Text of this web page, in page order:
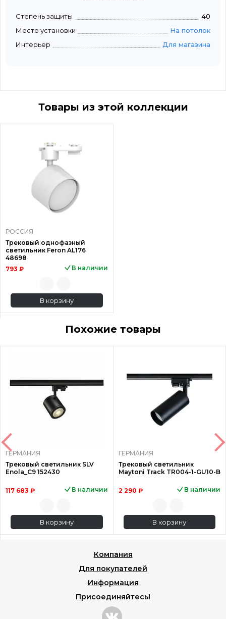
Степень защиты
40
Место установки
На потолок
Интерьер
Для магазина
Товары из этой коллекции
РОССИЯ
Трековый однофазный
светильник Feron AL176
48698
793 ₽
В наличии
В корзину
Похожие товары
ГЕРМАНИЯ
Трековый светильник SLV
Enola_C9 152430
117 683 ₽ В наличии
В корзину
ГЕРМАНИЯ
Трековый светильник
Maytoni Track TR004-1-GU10-B
2 290 ₽ В наличии
В корзину
Компания
Для покупателей
Информация
Присоединяйтесь!